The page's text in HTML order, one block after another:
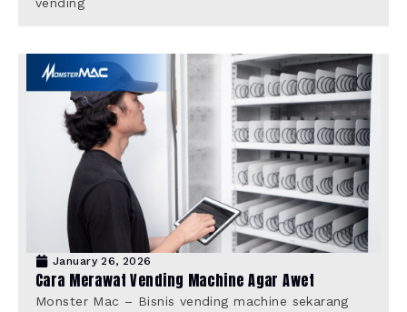
January 26, 2026
Cara Merawat Vending Machine Agar Awet
Monster Mac – Bisnis vending machine sekarang